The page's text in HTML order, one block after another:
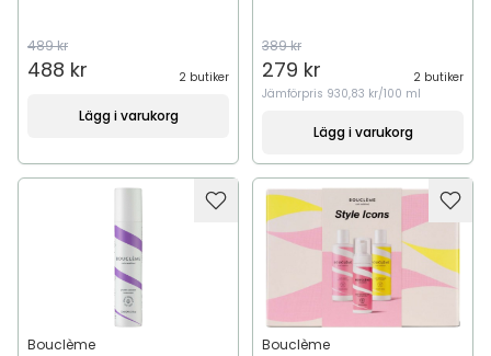
489 kr
488 kr 2 butiker
Lägg i varukorg
389 kr
279 kr
2 butiker
Jämförpris 930,83 kr/100 ml
Lägg i varukorg
Bouclème Bouclème